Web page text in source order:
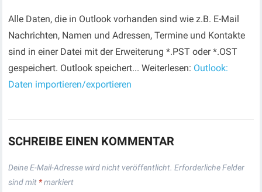
Alle Daten, die in Outlook vorhanden sind wie z.B. E-Mail
Nachrichten, Namen und Adressen, Termine und Kontakte
sind in einer Datei mit der Erweiterung *.PST oder *.OST
gespeichert. Outlook speichert... Weiterlesen: Outlook:
Daten importieren/exportieren
SCHREIBE EINEN KOMMENTAR
Deine E-Mail-Adresse wird nicht veröffentlicht. Erforderliche Felder
sind mit *markiert